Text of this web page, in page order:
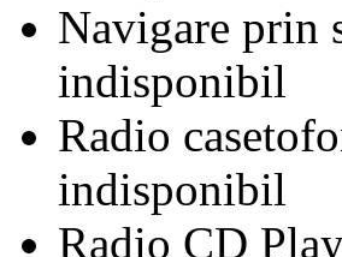
Navigare prin
indisponibil
Radio
indisponibil
Radio CD